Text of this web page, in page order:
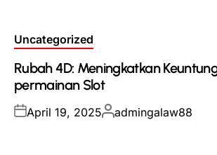
Posted
Uncategorized
Rubah 4D: Meningkatkan
permainan Slot
Posted
April 19, 2025Posted
admingalaw88